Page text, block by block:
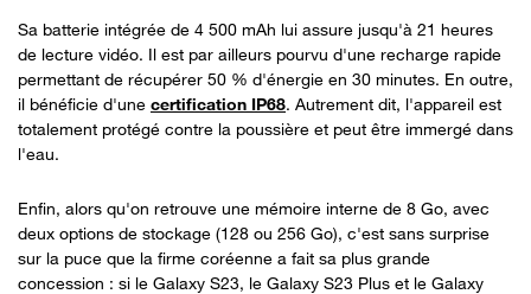
Sa batterie intégrée de 4 500 mAh lui assure jusqu'à 21 heures
de lecture vidéo. Il est par ailleurs pourvu d'une recharge rapide
permettant de récupérer 50 % d'énergie en 30 minutes. En outre,
il bénéficie d'une certification IP68. Autrement dit, l'appareil est
totalement protégé contre la poussière et peut être immergé dans
l'eau.
Enfin, alors qu'on retrouve une mémoire interne de 8 Go, avec
deux options de stockage (128 ou 256 Go), c'est sans surprise
sur la puce que la firme coréenne a fait sa plus grande
concession : si le Galaxy S23, le Galaxy S23 Plus et le Galaxy